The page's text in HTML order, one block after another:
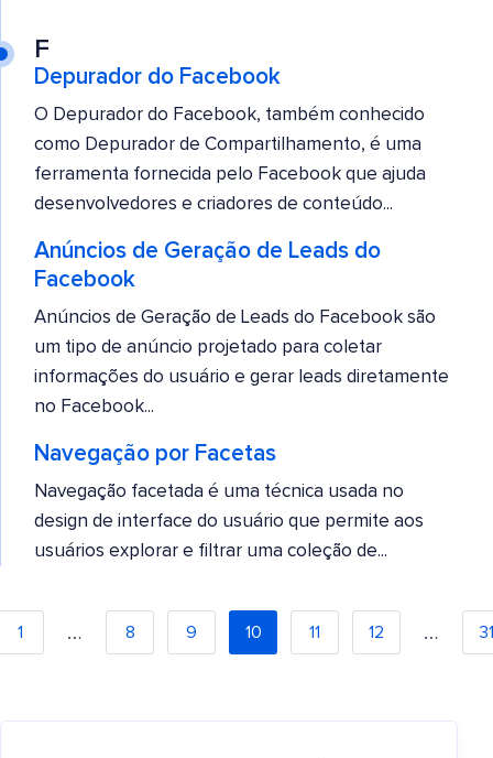
F
Depurador do Facebook
O Depurador do Facebook, também conhecido
como Depurador de Compartilhamento, é uma
ferramenta fornecida pelo Facebook que ajuda
desenvolvedores e criadores de conteúdo...
Anúncios de Geração de Leads do
Facebook
Anúncios de Geração de Leads do Facebook são
um tipo de anúncio projetado para coletar
informações do usuário e gerar leads diretamente
no Facebook...
Navegação por Facetas
Navegação facetada é uma técnica usada no
design de interface do usuário que permite aos
usuários explorar e filtrar uma coleção de...
1 … 8 9 10 11 12 … 31